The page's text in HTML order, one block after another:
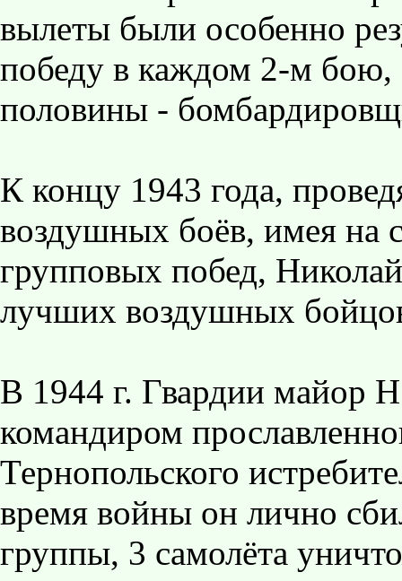
вылеты были особенно
победу в каждом 2-м
половины -
К концу 1943 года,
воздушных боёв, имея на
групповых побед,
лучших воздушных
В 1944 г. Гвардии майор
командиром
Тернопольского
время войны он лично
группы, 3 самолёта